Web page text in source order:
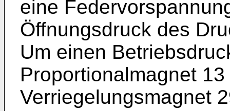
eine
Öffnungsdruck des
Um einen
Proportionalmagnet
Verriegelungsmagnet